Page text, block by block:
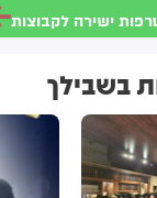
ישירה לקבוצות
בשבילך